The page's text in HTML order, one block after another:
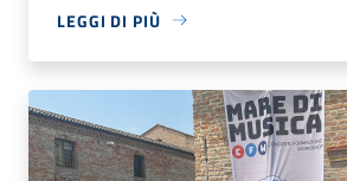
LEGGI DI PIÙ